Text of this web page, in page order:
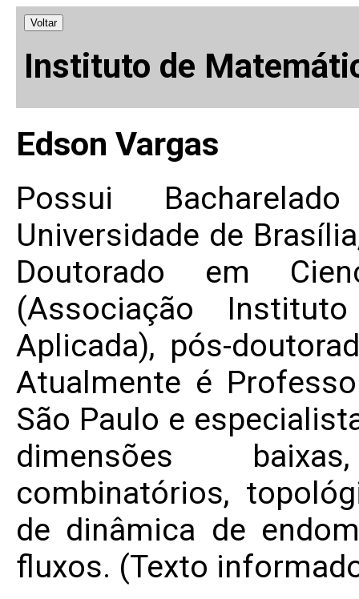
Voltar
Instituto de
Edson Vargas
Possui
Universidade de
Doutorado em
(Associação
Aplicada), pós-
Atualmente é
São Paulo e
dimensões
combinatórios,
de dinâmica de
fluxos. (Texto